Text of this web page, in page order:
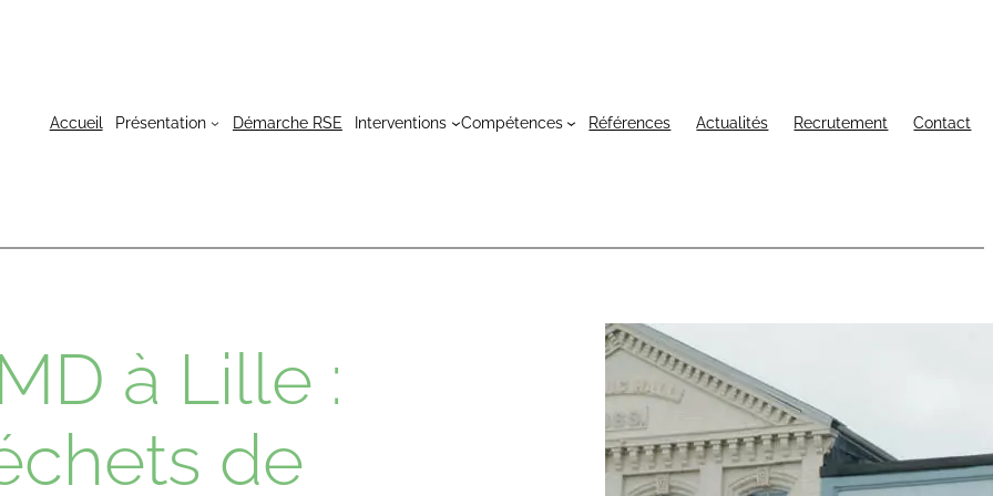
Accueil Présentation Démarche RSE Interventions Compétences Références Actualités Recrutement Contact
à Lille :
de